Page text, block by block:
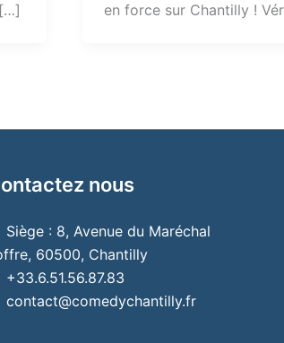
en force sur Chantilly !
nous
Siège : 8, Avenue du Maréchal
60500, Chantilly
+33.6.51.56.87.83
contact@comedychantilly.fr